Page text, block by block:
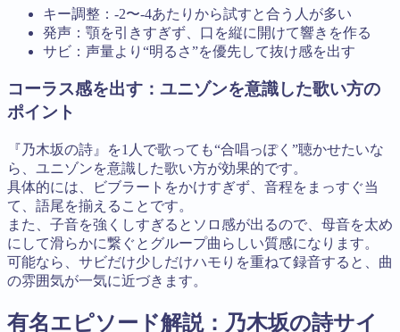
キー調整：-2〜-4あたりから試すと合う人が多い
発声：顎を引きすぎず、口を縦に開けて響きを作る
サビ：声量より“明るさ”を優先して抜け感を出す
コーラス感を出す：ユニゾンを意識した歌い方の
ポイント
『乃木坂の詩』を1人で歌っても“合唱っぽく”聴かせたいな
ら、ユニゾンを意識した歌い方が効果的です。
具体的には、ビブラートをかけすぎず、音程をまっすぐ当
て、語尾を揃えることです。
また、子音を強くしすぎるとソロ感が出るので、母音を太め
にして滑らかに繋ぐとグループ曲らしい質感になります。
可能なら、サビだけ少しだけハモりを重ねて録音すると、曲
の雰囲気が一気に近づきます。
有名エピソード解説：乃木坂の詩サイ